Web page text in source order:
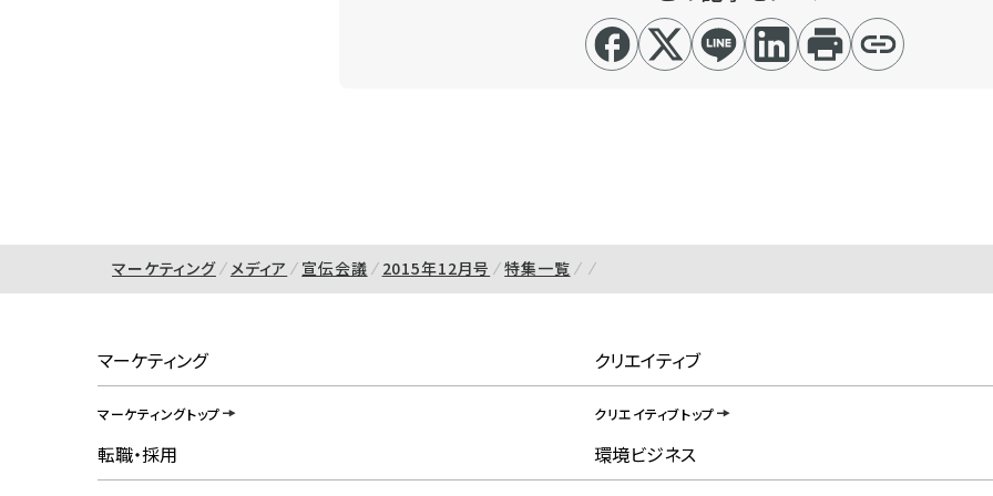
マーケティング メディア 宣伝会議 2015年12月号 特集一覧
マーケティング
マーケティングトップ
クリエイティブ
クリエイティブトップ
転職・採用 環境ビジネス